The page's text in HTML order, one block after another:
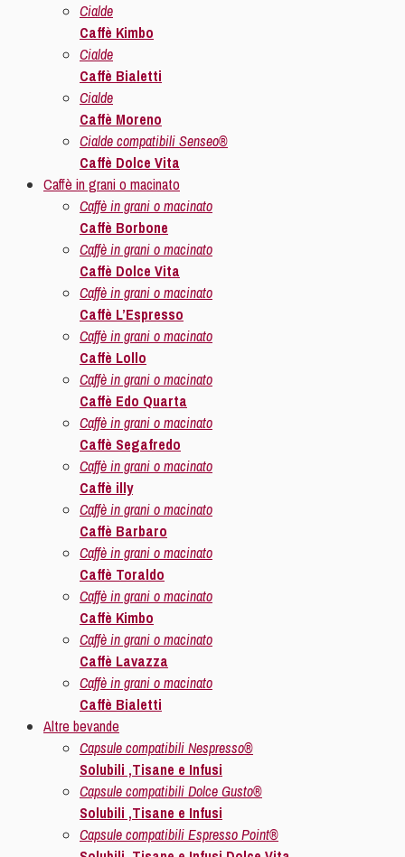
Cialde
Caffè Kimbo
Cialde
Caffè Bialetti
Cialde
Caffè Moreno
Cialde compatibili Senseo®
Caffè Dolce Vita
Caffè in grani o macinato
Caffè in grani o macinato
Caffè Borbone
Caffè in grani o macinato
Caffè Dolce Vita
Caffè in grani o macinato
Caffè L’Espresso
Caffè in grani o macinato
Caffè Lollo
Caffè in grani o macinato
Caffè Edo Quarta
Caffè in grani o macinato
Caffè Segafredo
Caffè in grani o macinato
Caffè illy
Caffè in grani o macinato
Caffè Barbaro
Caffè in grani o macinato
Caffè Toraldo
Caffè in grani o macinato
Caffè Kimbo
Caffè in grani o macinato
Caffè Lavazza
Caffè in grani o macinato
Caffè Bialetti
Altre bevande
Capsule compatibili Nespresso®
Solubili ,Tisane e Infusi
Capsule compatibili Dolce Gusto®
Solubili ,Tisane e Infusi
Capsule compatibili Espresso Point®